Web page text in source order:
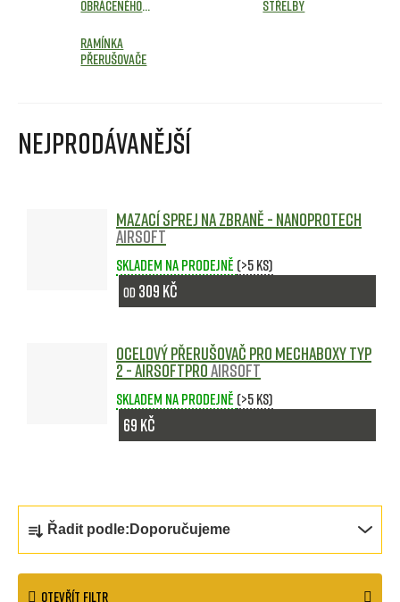
obráceného
střelby
Ramínka
přerušovače
Nejprodávanější
Mazací sprej na zbraně - Nanoprotech
Airsoft
Skladem na prodejně (>5 ks)
od 309 Kč
Ocelový přerušovač pro mechaboxy typ
2 - AirsoftProAirsoft
Skladem na prodejně (>5 ks)
69 Kč
Ř
a
z
Řadit podle: Doporučujeme
OTEVŘÍT FILTR